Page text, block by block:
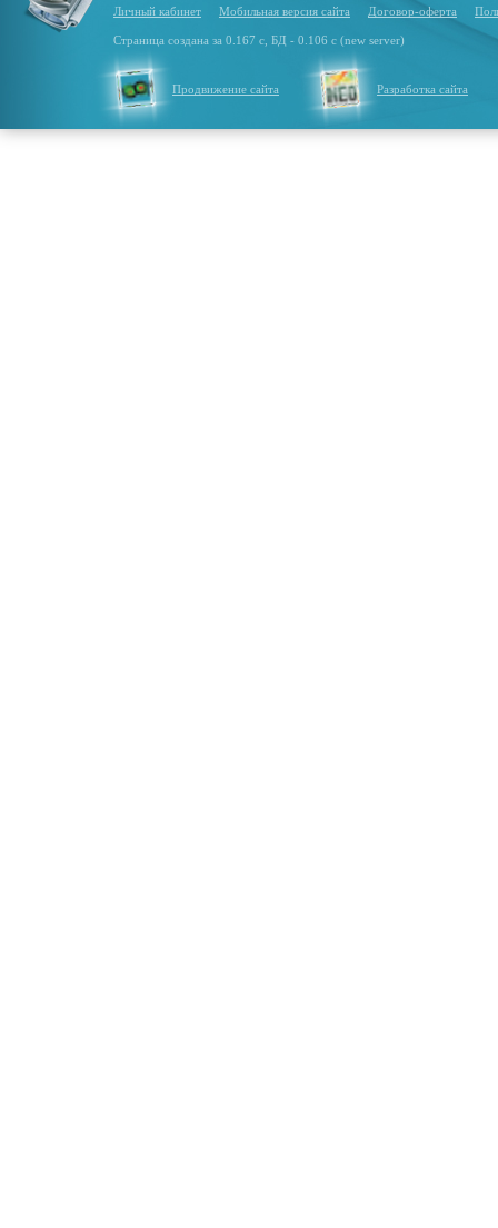
Личный кабинет Мобильная версия сайта Договор-оферта
Страница создана за 0.167 с, БД - 0.106 с (new server)
Продвижение сайта Разработка сайта